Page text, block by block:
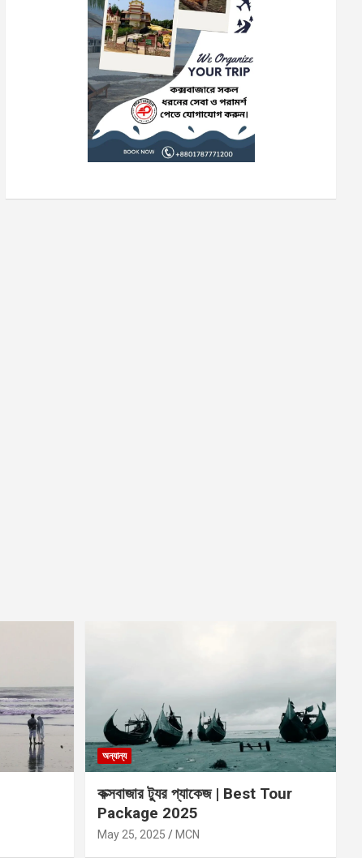
অন্যান্য
কক্সবাজার ট্যুর প্যাকেজ | Best Tour
Package 2025
May 25, 2025 MCN